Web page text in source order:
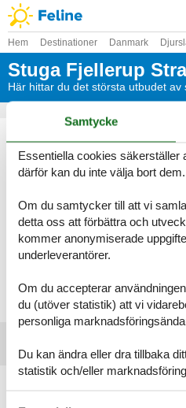
Hem Destinationer Danmark
Stuga Fjellerup
Här hittar du det största utbudet av
nätet eller kontakta oss om du har
Se fram emot en underbar
en vacker stuga Fjellerup Strand
Välj bland 347 stugor
Huvudtoppartiklar
Stuga Djursland
Samtycke
Essentiella cookies säkerställer
därför kan du inte välja bort dem.
Om du samtycker till att vi
detta oss att förbättra och
kommer anonymiserade
underleverantörer.
Om du accepterar
du (utöver statistik) att vi
personliga
Du kan ändra eller dra tillbaka
statistik och/eller